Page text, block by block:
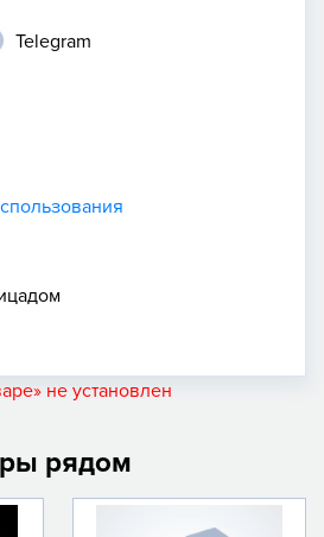
Telegram
дом
не установлен
рядом